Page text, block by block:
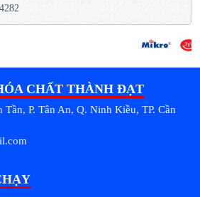
CHẤT THÀNH ĐẠT
P. Tân An, Q. Ninh Kiều, TP. Cần